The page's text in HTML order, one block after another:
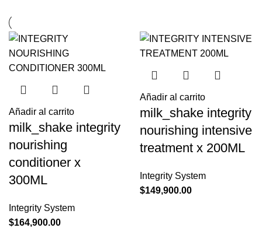
Añadir al carrito
milk_shake integrity
nourishing
conditioner x
300ML
Integrity System
$164,900.00
Añadir al carrito
milk_shake integrity
nourishing intensive
treatment x 200ML
Integrity System
$149,900.00